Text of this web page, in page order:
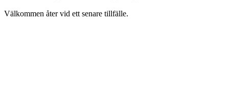
Välkommen åter vid ett senare tillfälle.